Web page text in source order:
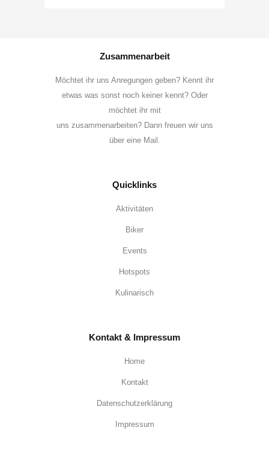
Zusammenarbeit
Möchtet ihr uns Anregungen geben? Kennt ihr
etwas was sonst noch keiner kennt? Oder
möchtet ihr mit
uns zusammenarbeiten? Dann freuen wir uns
über eine Mail.
Quicklinks
Aktivitäten
Biker
Events
Hotspots
Kulinarisch
Kontakt & Impressum
Home
Kontakt
Datenschutzerklärung
Impressum